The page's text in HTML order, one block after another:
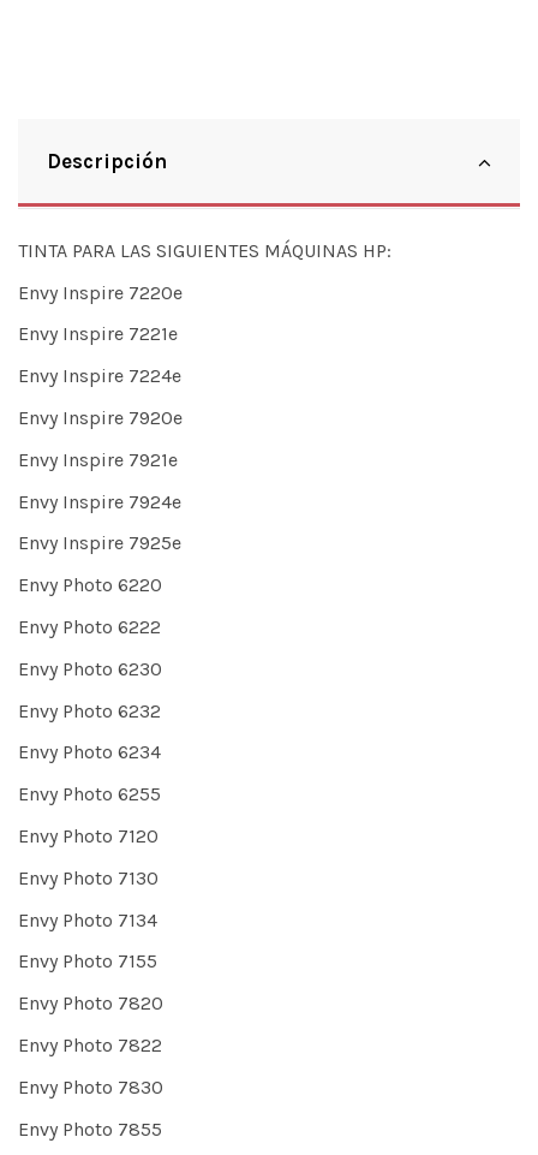
Descripción
TINTA PARA LAS SIGUIENTES MÁQUINAS HP:
Envy Inspire 7220e
Envy Inspire 7221e
Envy Inspire 7224e
Envy Inspire 7920e
Envy Inspire 7921e
Envy Inspire 7924e
Envy Inspire 7925e
Envy Photo 6220
Envy Photo 6222
Envy Photo 6230
Envy Photo 6232
Envy Photo 6234
Envy Photo 6255
Envy Photo 7120
Envy Photo 7130
Envy Photo 7134
Envy Photo 7155
Envy Photo 7820
Envy Photo 7822
Envy Photo 7830
Envy Photo 7855